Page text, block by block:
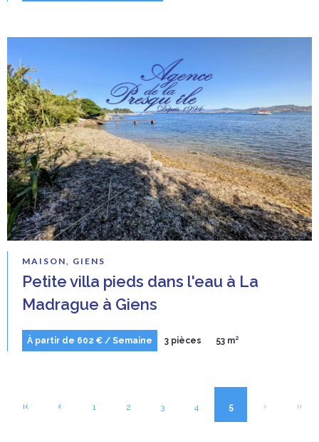
MAISON, GIENS
Petite villa pieds dans l'eau à La
Madrague à Giens
À partir de 602 € / Semaine 3 pièces 53 m²
1 2 3 4 5